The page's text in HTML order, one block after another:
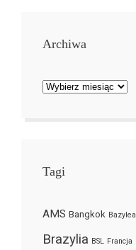
Archiwa
Archiwa
Tagi
AMS Bangkok Bazylea
Brazylia BSL Francja